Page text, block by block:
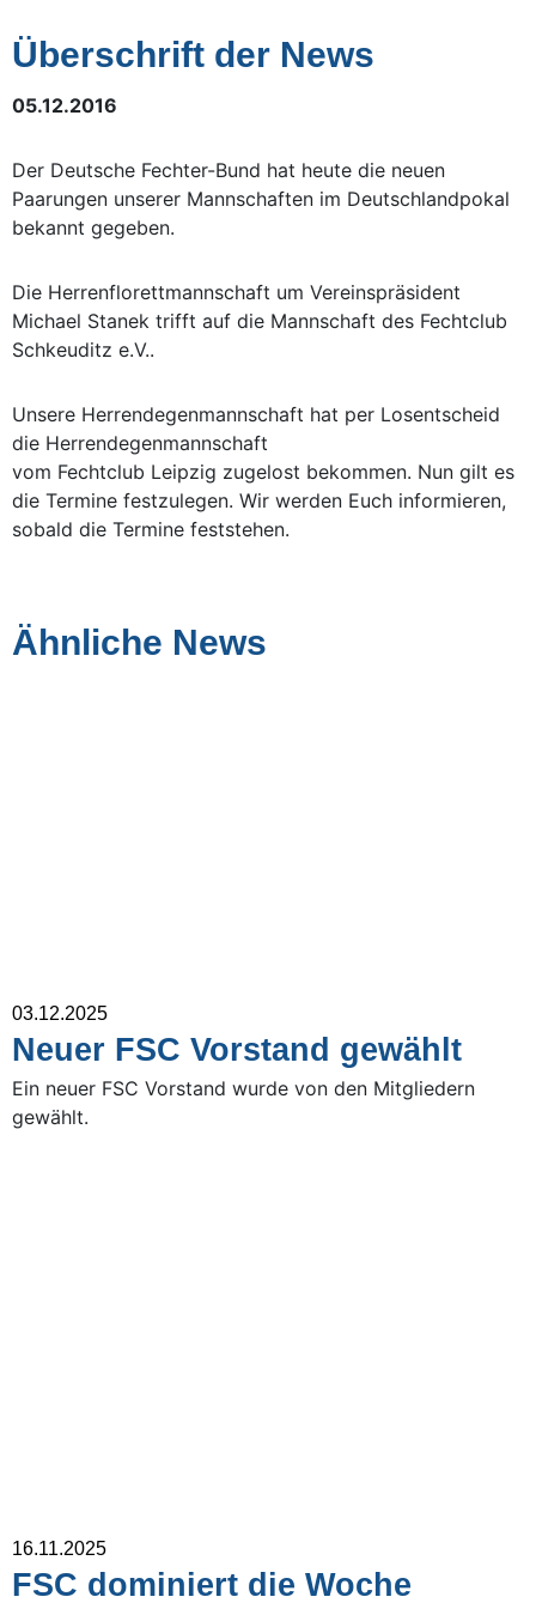
Überschrift der News
05.12.2016
Der Deutsche Fechter-Bund hat heute die neuen
Paarungen unserer Mannschaften im Deutschlandpokal
bekannt gegeben.
Die Herrenflorettmannschaft um Vereinspräsident
Michael Stanek trifft auf die Mannschaft des Fechtclub
Schkeuditz e.V..
Unsere Herrendegenmannschaft hat per Losentscheid
die Herrendegenmannschaft
vom Fechtclub Leipzig zugelost bekommen. Nun gilt es
die Termine festzulegen. Wir werden Euch informieren,
sobald die Termine feststehen.
Ähnliche News
03.12.2025
Neuer FSC Vorstand gewählt
Ein neuer FSC Vorstand wurde von den Mitgliedern
gewählt.
16.11.2025
FSC dominiert die Woche